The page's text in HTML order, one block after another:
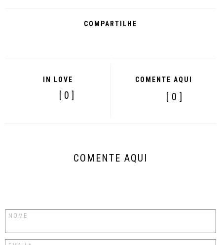
COMPARTILHE
IN LOVE
[ 0 ]
COMENTE AQUI
[ 0 ]
COMENTE AQUI